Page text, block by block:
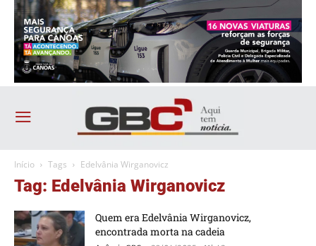
Início Tags Edelvânia Wirganovicz
Tag: Edelvânia Wirganovicz
Quem era Edelvânia Wirganovicz,
encontrada morta na cadeia